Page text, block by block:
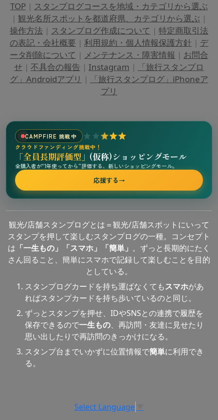
TOP | スタンプログコースを地域・カテゴリから選ぶ
| 観光名所スポットを都道府県、カテゴリから選ぶ |
操作方法 | スタンプログ作成について | 特定商取引法
の表記・会社概要 | 利用規約・個人情報保護方針 | デ
ータ削除について | メンテナンス・障害情報 | お問合
せ | 不具合の報告 | Instagram |
「旅行スタンプロ
グ」Androidアプリ |
「旅行スタンプログ」iPhoneア
プリ
CAMPFIRE 挑戦中
クラウドファンディング挑戦中！
「全員長期評価型」 (仮称)ショッピングモール
全購入者が“1年使ってから”評価する、新しいショッピングモール。
応援する→
観光/店舗スタンプログとは＝観光/店舗スポットにいって
スタンプを押して楽しむスタンプログの一種。コンセプト
は 「一生もの」「スマホ」「簡単」 。ずっと長期的にたく
さん回ること、簡単にスマホで記録して楽しむことを目的
としている。
スタンプログカードを持ち運ばなくてもスマホがあ
ればスタンプカードを持ち歩いているのと同じ。
ずっとスタンプを押せ、IDやSNSとの連携で履歴を
保存できるので一生もの、再訪問・友達に見せたり
思い出したりで再訪問のきっかけになる。
スタンプ台までいかずに位置情報で簡単に利用でき
る。
Select Language